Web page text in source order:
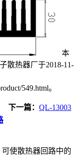
本
散热器厂于2018-11-
549.html。
下一篇： QL-13003
使散热器回路中的